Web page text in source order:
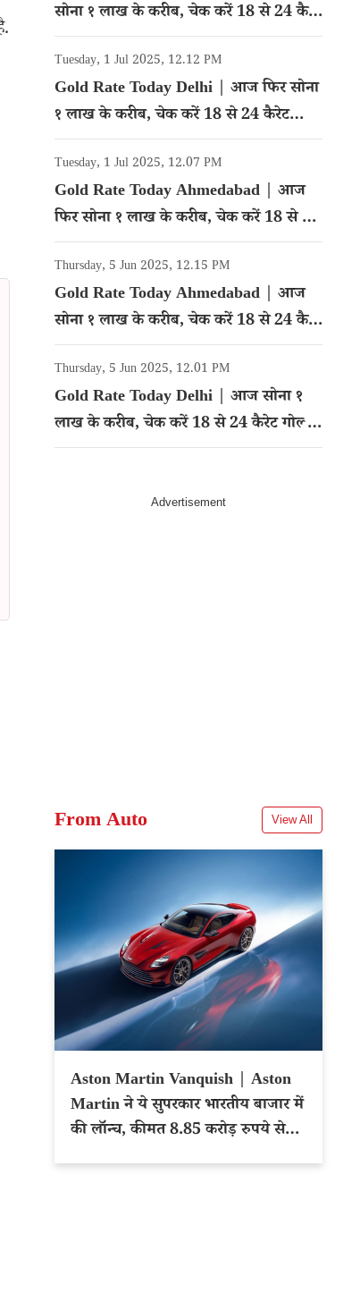
सोना १ लाख के करीब, चेक करें 18 से 24 कैरेट
गोल्ड का रेट
Tuesday, 1 Jul 2025, 12.12 PM
Gold Rate Today Delhi | आज फिर सोना
१ लाख के करीब, चेक करें 18 से 24 कैरेट
गोल्ड का रेट
Tuesday, 1 Jul 2025, 12.07 PM
Gold Rate Today Ahmedabad | आज
फिर सोना १ लाख के करीब, चेक करें 18 से 24
कैरेट गोल्ड का रेट
Thursday, 5 Jun 2025, 12.15 PM
Gold Rate Today Ahmedabad | आज
सोना १ लाख के करीब, चेक करें 18 से 24 कैरेट
गोल्ड का रेट
Thursday, 5 Jun 2025, 12.01 PM
Gold Rate Today Delhi | आज सोना १
लाख के करीब, चेक करें 18 से 24 कैरेट गोल्ड
का रेट
From Auto View All
Aston Martin Vanquish | Aston
Martin ने ये सुपरकार भारतीय बाजार में
की लॉन्च, कीमत 8.85 करोड़ रुपये से